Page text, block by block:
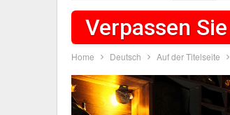
Verpassen
Home Deutsch Auf der Titelseite